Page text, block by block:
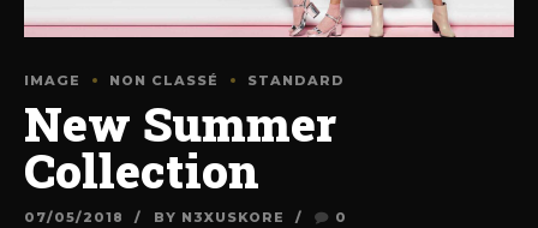
IMAGE NON CLASSÉ STANDARD
New Summer
Collection
07/05/2018 BY N3XUSKORE 0